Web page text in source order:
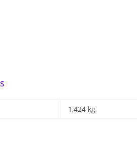
1,424 kg